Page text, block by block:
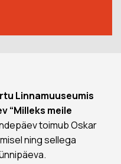
Linnamuuseumis
“Milleks meile
toimub Oskar
ning sellega